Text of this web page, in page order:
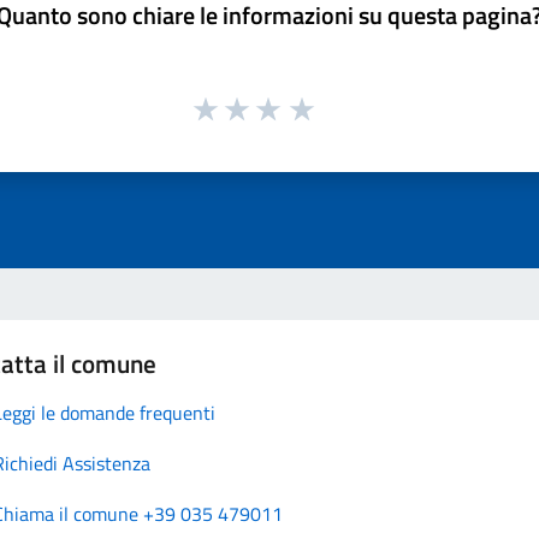
sono chiare le informazioni su questa
il comune
le domande frequenti
Assistenza
il comune +39 035 479011